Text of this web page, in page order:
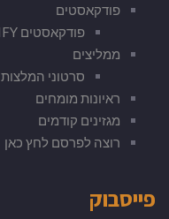
פודקאסטים
פודקאסטים SPOTIFY
ממליצים
סרטוני המלצות
ראיונות מומחים
מגזינים קודמים
רוצה לפרסם לחץ כאן
פייסבוק